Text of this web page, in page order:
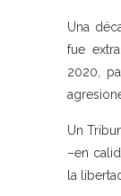
Una
fue
2020,
Un
–en
la